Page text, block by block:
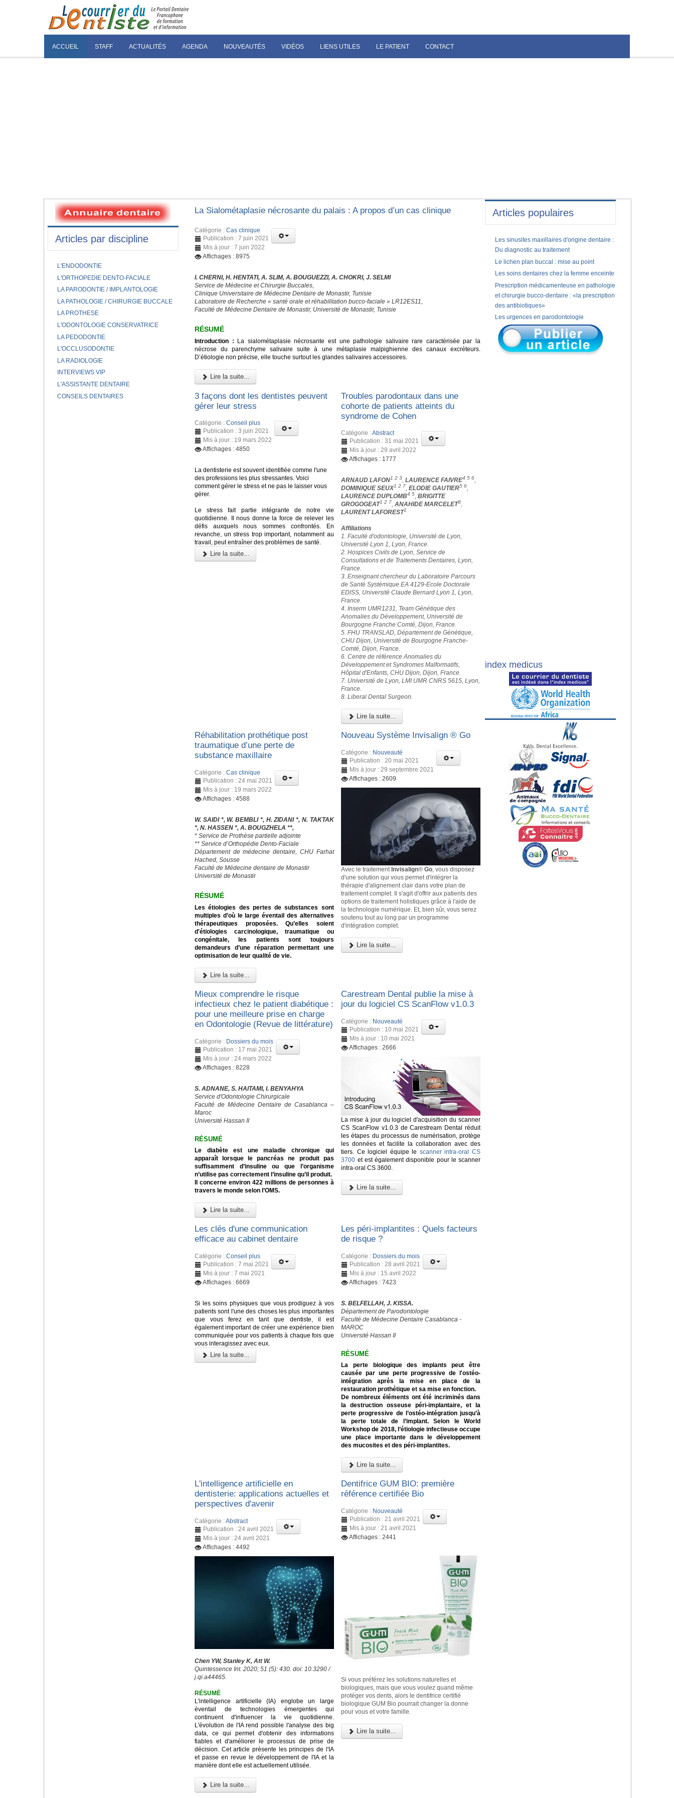
ACCUEIL STAFF ACTUALITÉS AGENDA NOUVEAUTÉS VIDÉOS LIENS UTILES LE PATIENT CONTACT
La Sialométaplasie nécrosante du palais : A propos d’un cas clinique
Catégorie : Cas clinique
Publication : 7 juin 2021
Mis à jour : 7 juin 2022
Affichages : 8975
I. CHERNI, H. HENTATI, A. SLIM, A. BOUGUEZZI, A. CHOKRI, J. SELMI
Service de Médecine et Chirurgie Buccales,
Clinique Universitaire de Médecine Dentaire de Monastir, Tunisie
Laboratoire de Recherche « santé orale et réhabilitation bucco-faciale » LR12ES11,
Faculté de Médecine Dentaire de Monastir, Université de Monastir, Tunisie
RÉSUMÉ
Introduction : La sialométaplasie nécrosante est une pathologie salivaire rare caractérisée par la
nécrose du parenchyme salivaire suite à une métaplasie malpighienne des canaux excréteurs.
D’étiologie non précise, elle touche surtout les glandes salivaires accessoires.
Lire la suite...
3 façons dont les dentistes peuvent
gérer leur stress
Catégorie : Conseil plus
Publication : 3 juin 2021
Mis à jour : 19 mars 2022
Affichages : 4850
La dentisterie est souvent identifiée comme l'une
des professions les plus stressantes. Voici
comment gérer le stress et ne pas le laisser vous
gérer.
Le stress fait partie intégrante de notre vie
quotidienne. Il nous donne la force de relever les
défis auxquels nous sommes confrontés. En
revanche, un stress trop important, notamment au
travail, peut entraîner des problèmes de santé.
Lire la suite...
Troubles parodontaux dans une
cohorte de patients atteints du
syndrome de Cohen
Catégorie :Abstract
Publication : 31 mai 2021
Mis à jour : 29 avril 2022
Affichages : 1777
ARNAUD LAFON1 2 3,LAURENCE FAIVRE4 5 6,
DOMINIQUE SEUX1 2 7,ELODIE GAUTIER5 6,
LAURENCE DUPLOMB4 5,BRIGITTE
GROGOGEAT1 2 7,ANAHIDE MARCELET8,
LAURENT LAFOREST1
Affiliations
1. Faculté d'odontologie, Université de Lyon,
Université Lyon 1, Lyon, France.
2. Hospices Civils de Lyon, Service de
Consultations et de Traitements Dentaires, Lyon,
France.
3. Enseignant chercheur du Laboratoire Parcours
de Santé Systémique EA 4129-Ecole Doctorale
EDISS, Université Claude Bernard Lyon 1, Lyon,
France.
4. Inserm UMR1231, Team Génétique des
Anomalies du Développement, Université de
Bourgogne Franche Comté, Dijon, France.
5. FHU TRANSLAD, Département de Génétique,
CHU Dijon, Université de Bourgogne Franche-
Comté, Dijon, France.
6. Centre de référence Anomalies du
Développement et Syndromes Malformatifs,
Hôpital d'Enfants, CHU Dijon, Dijon, France.
7. Université de Lyon, LMI UMR CNRS 5615, Lyon,
France.
8. Liberal Dental Surgeon.
Lire la suite...
Réhabilitation prothétique post
traumatique d’une perte de
substance maxillaire
Catégorie : Cas clinique
Publication : 24 mai 2021
Mis à jour : 19 mars 2022
Affichages : 4588
W. SAIDI *, W. BEMBLI *, H. ZIDANI *, N. TAKTAK
*, N. HASSEN *, A. BOUGZHELA **,
* Service de Prothèse partielle adjointe
** Service d’Orthopédie Dento-Faciale
Département de médecine dentaire, CHU Farhat
Hached, Sousse
Faculté de Médecine dentaire de Monastir
Université de Monastir
RÉSUMÉ
Les étiologies des pertes de substances sont
multiples d’où le large éventail des alternatives
thérapeutiques proposées. Qu’elles soient
d'étiologies carcinologique, traumatique ou
congénitale, les patients sont toujours
demandeurs d’une réparation permettant une
optimisation de leur qualité de vie.
Lire la suite...
Nouveau Système Invisalign ® Go
Catégorie : Nouveauté
Publication : 20 mai 2021
Mis à jour : 29 septembre 2021
Affichages : 2609
Avec le traitementInvisalign®Go, vous disposez
d'une solution qui vous permet d'intégrer la
thérapie d'alignement clair dans votre plan de
traitement complet. Il s'agit d'offrir aux patients des
options de traitement holistiques grâce à l'aide de
la technologie numérique. Et, bien sûr, vous serez
soutenu tout au long par un programme
d'intégration complet.
Lire la suite...
Mieux comprendre le risque
infectieux chez le patient diabétique :
pour une meilleure prise en charge
en Odontologie (Revue de littérature)
Catégorie : Dossiers du mois
Publication : 17 mai 2021
Mis à jour : 24 mars 2022
Affichages : 8228
S. ADNANE, S. HAITAMI, I. BENYAHYA
Service d'Odontologie Chirurgicale
Faculté de Médecine Dentaire de Casablanca –
Maroc
Université Hassan II
RÉSUMÉ
Le diabète est une maladie chronique qui
apparaît lorsque le pancréas ne produit pas
suffisamment d’insuline ou que l’organisme
n’utilise pas correctement l’insuline qu’il produit.
Il concerne environ 422 millions de personnes à
travers le monde selon l’OMS.
Lire la suite...
Carestream Dental publie la mise à
jour du logiciel CS ScanFlow v1.0.3
Catégorie : Nouveauté
Publication : 10 mai 2021
Mis à jour : 10 mai 2021
Affichages : 2666
La mise à jour du logiciel d'acquisition du scanner
CS ScanFlow v1.0.3 de Carestream Dental réduit
les étapes du processus de numérisation, protège
les données et facilite la collaboration avec des
tiers. Ce logiciel équipe le scanner intra-oral CS
3700 et est également disponible pour le scanner
intra-oral CS 3600.
Lire la suite...
Les clés d'une communication
efficace au cabinet dentaire
Catégorie : Conseil plus
Publication : 7 mai 2021
Mis à jour : 7 mai 2021
Affichages : 6669
Si les soins physiques que vous prodiguez à vos
patients sont l'une des choses les plus importantes
que vous ferez en tant que dentiste, il est
également important de créer une expérience bien
communiquée pour vos patients à chaque fois que
vous interagissez avec eux.
Lire la suite...
Les péri-implantites : Quels facteurs
de risque ?
Catégorie : Dossiers du mois
Publication : 28 avril 2021
Mis à jour : 15 avril 2022
Affichages : 7423
S. BELFELLAH, J. KISSA.
Département de Parodontologie
Faculté de Médecine Dentaire Casablanca -
MAROC
Université Hassan II
RÉSUMÉ
La perte biologique des implants peut être
causée par une perte progressive de l'ostéo-
intégration après la mise en place de la
restauration prothétique et sa mise en fonction.
De nombreux éléments ont été incriminés dans
la destruction osseuse péri-implantaire, et la
perte progressive de l’ostéo-intégration jusqu’à
la perte totale de l’implant. Selon le World
Workshop de 2018, l’étiologie infectieuse occupe
une place importante dans le développement
des mucosites et des péri-implantites.
Lire la suite...
L'intelligence artificielle en
dentisterie: applications actuelles et
perspectives d'avenir
Catégorie :Abstract
Publication : 24 avril 2021
Mis à jour : 24 avril 2021
Affichages : 4492
Chen YW, Stanley K, Att W.
Quintessence Int. 2020; 51 (5): 430. doi: 10.3290 /
j.qi.a44465.
RÉSUMÉ
L'intelligence artificielle (IA) englobe un large
éventail de technologies émergentes qui
continuent d'influencer la vie quotidienne.
L'évolution de l'IA rend possible l'analyse des big
data, ce qui permet d'obtenir des informations
fiables et d'améliorer le processus de prise de
décision. Cet article présente les principes de l'IA
et passe en revue le développement de l'IA et la
manière dont elle est actuellement utilisée.
Lire la suite...
Dentifrice GUM BIO: première
référence certifiée Bio
Catégorie : Nouveauté
Publication : 21 avril 2021
Mis à jour : 21 avril 2021
Affichages : 2441
Si vous préférez les solutions naturelles et
biologiques, mais que vous voulez quand même
protéger vos dents, alors le dentifrice certifié
biologique GUM Bio pourrait changer la donne
pour vous et votre famille.
Lire la suite...
Articles par discipline
L'ENDODONTIE
L'ORTHOPEDIE DENTO-FACIALE
LA PARODONTIE / IMPLANTOLOGIE
LA PATHOLOGIE / CHIRURGIE BUCCALE
LA PROTHESE
L'ODONTOLOGIE CONSERVATRICE
LA PEDODONTIE
L'OCCLUSODONTIE
LA RADIOLOGIE
INTERVIEWS VIP
L'ASSISTANTE DENTAIRE
CONSEILS DENTAIRES
Articles populaires
Les sinusites maxillaires d'origine dentaire :
Du diagnostic au traitement
Le lichen plan buccal : mise au point
Les soins dentaires chez la femme enceinte
Prescription médicamenteuse en pathologie
et chirurgie bucco-dentaire : «la prescription
des antibiotiques»
Les urgences en parodontologie
index medicus